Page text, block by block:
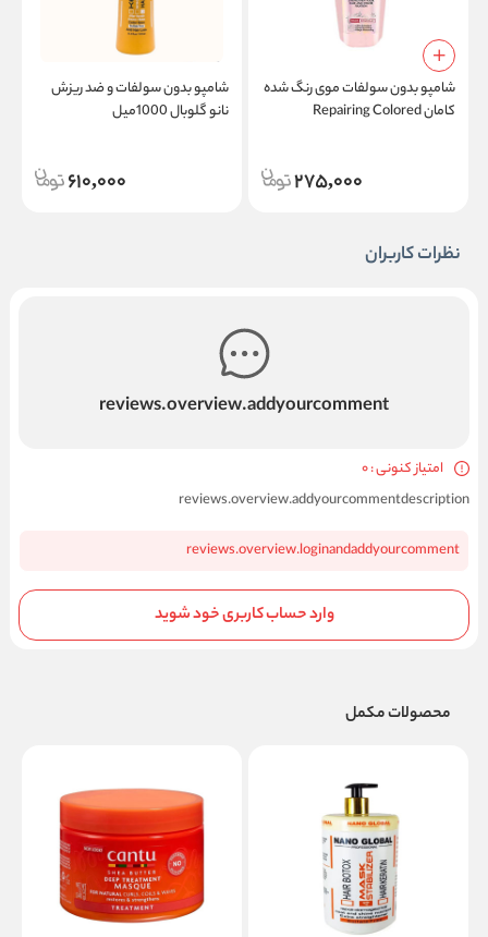
شامپو بدون سولفات موی رنگ شده
کامان Repairing Colored
275,000
شامپو بدون سولفات و ضد ریزش
نانو گلوبال 1000میل
610,000
نظرات کاربران
reviews.overview.addyourcomment
امتیاز کنونی : 0
reviews.overview.addyourcommentdescription
reviews.overview.loginandaddyourcomment
وارد حساب کاربری خود شوید
محصولات مکمل